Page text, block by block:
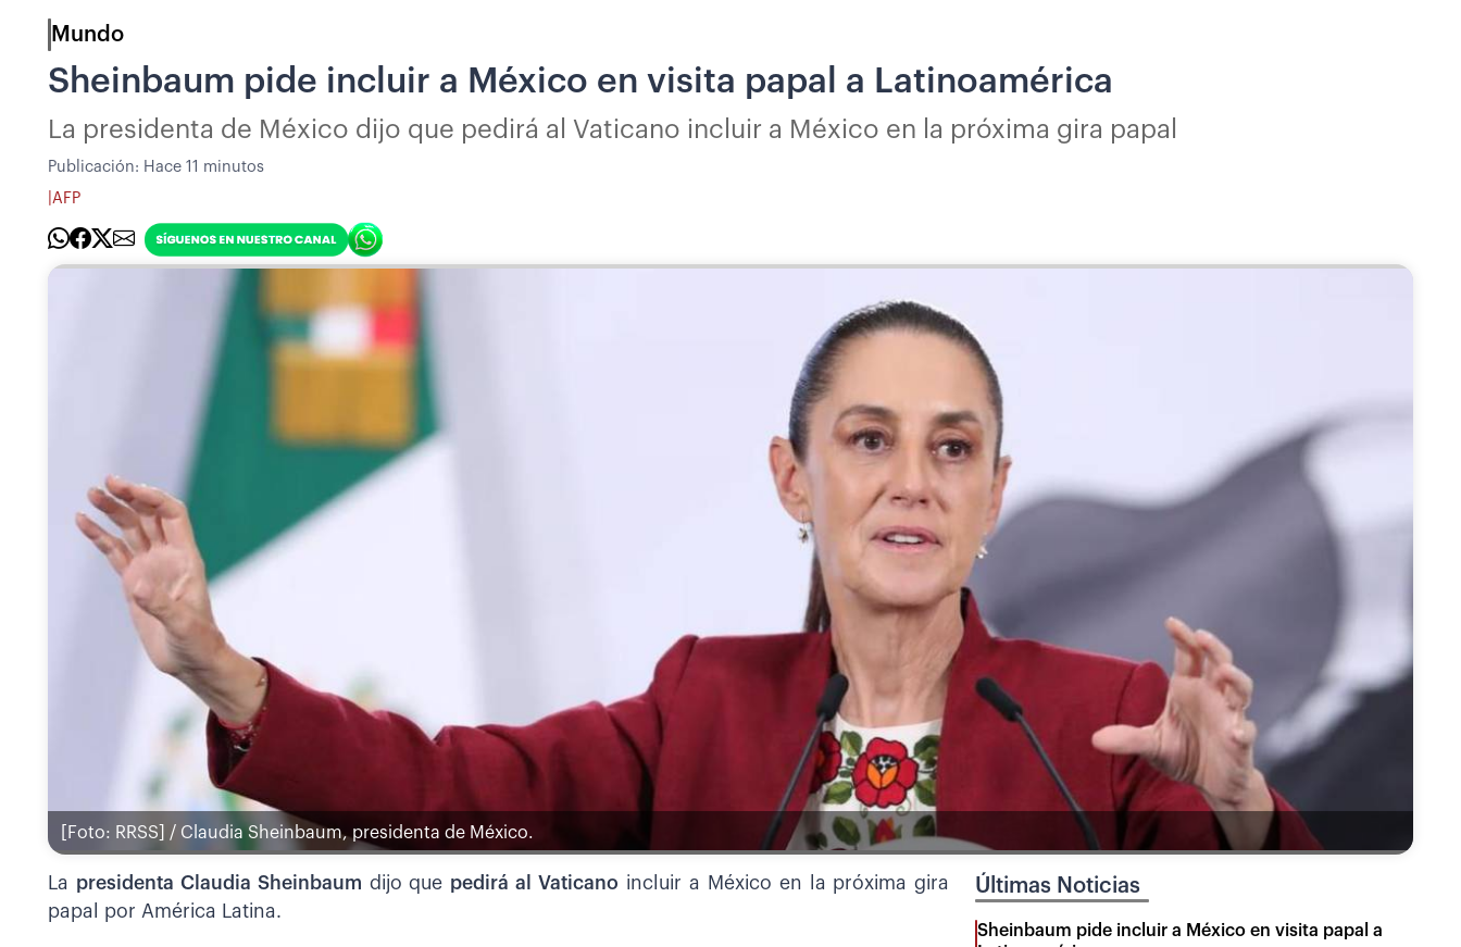
Mundo
Sheinbaum pide incluir a México en visita papal a Latinoamérica
La presidenta de México dijo que pedirá al Vaticano incluir a México en la próxima gira papal
Publicación: Hace 11 minutos
AFP
[Foto: RRSS] / Claudia Sheinbaum, presidenta de México.
La presidenta Claudia Sheinbaum dijo que pedirá al Vaticano incluir a México en la próxima gira
papal por América Latina.
Últimas Noticias
Sheinbaum pide incluir a México en visita papal a